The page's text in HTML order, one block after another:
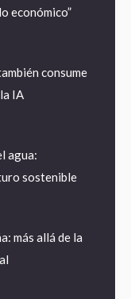
económico”
consume
IA
agua:
sostenible
más allá de la